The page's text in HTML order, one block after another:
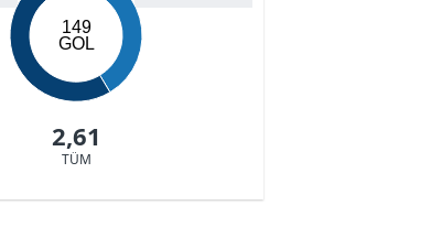
149
GOL
2,61
TÜM